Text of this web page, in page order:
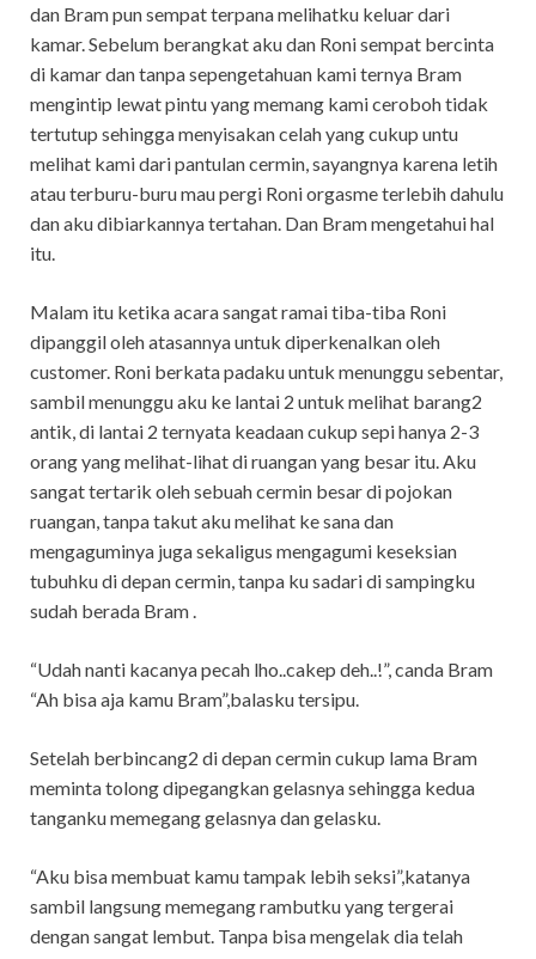
dan Bram pun sempat terpana melihatku keluar dari
kamar. Sebelum berangkat aku dan Roni sempat bercinta
di kamar dan tanpa sepengetahuan kami ternya Bram
mengintip lewat pintu yang memang kami ceroboh tidak
tertutup sehingga menyisakan celah yang cukup untu
melihat kami dari pantulan cermin, sayangnya karena letih
atau terburu-buru mau pergi Roni orgasme terlebih dahulu
dan aku dibiarkannya tertahan. Dan Bram mengetahui hal
itu.
Malam itu ketika acara sangat ramai tiba-tiba Roni
dipanggil oleh atasannya untuk diperkenalkan oleh
customer. Roni berkata padaku untuk menunggu sebentar,
sambil menunggu aku ke lantai 2 untuk melihat barang2
antik, di lantai 2 ternyata keadaan cukup sepi hanya 2-3
orang yang melihat-lihat di ruangan yang besar itu. Aku
sangat tertarik oleh sebuah cermin besar di pojokan
ruangan, tanpa takut aku melihat ke sana dan
mengaguminya juga sekaligus mengagumi keseksian
tubuhku di depan cermin, tanpa ku sadari di sampingku
sudah berada Bram .
“Udah nanti kacanya pecah lho..cakep deh..!”, canda Bram
“Ah bisa aja kamu Bram”,balasku tersipu.
Setelah berbincang2 di depan cermin cukup lama Bram
meminta tolong dipegangkan gelasnya sehingga kedua
tanganku memegang gelasnya dan gelasku.
“Aku bisa membuat kamu tampak lebih seksi”,katanya
sambil langsung memegang rambutku yang tergerai
dengan sangat lembut. Tanpa bisa mengelak dia telah